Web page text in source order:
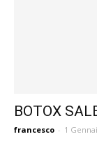
BOTOX
francesco - 1